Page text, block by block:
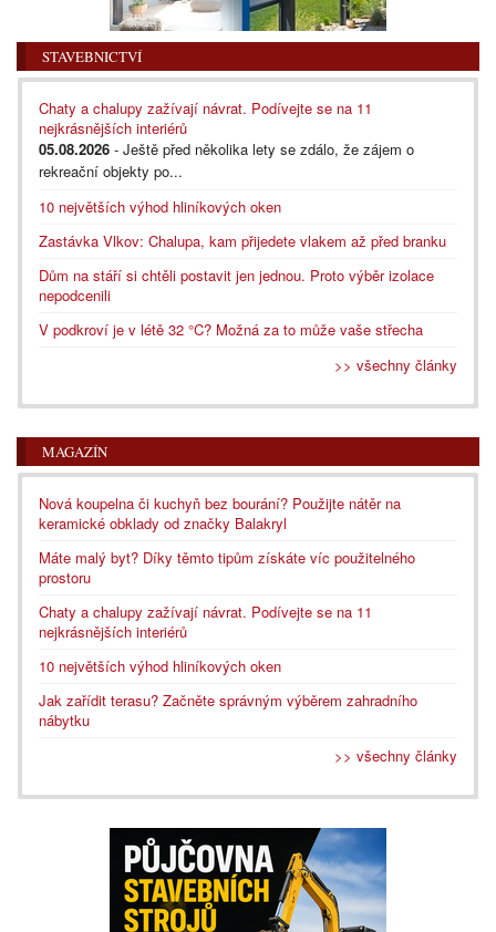
STAVEBNICTVÍ
Chaty a chalupy zažívají návrat. Podívejte se na 11
nejkrásnějších interiérů
05.08.2026 - Ještě před několika lety se zdálo, že zájem o
rekreační objekty po...
10 největších výhod hliníkových oken
Zastávka Vlkov: Chalupa, kam přijedete vlakem až před branku
Dům na stáří si chtěli postavit jen jednou. Proto výběr izolace
nepodcenili
V podkroví je v létě 32 °C? Možná za to může vaše střecha
>> všechny články
MAGAZÍN
Nová koupelna či kuchyň bez bourání? Použijte nátěr na
keramické obklady od značky Balakryl
Máte malý byt? Díky těmto tipům získáte víc použitelného
prostoru
Chaty a chalupy zažívají návrat. Podívejte se na 11
nejkrásnějších interiérů
10 největších výhod hliníkových oken
Jak zařídit terasu? Začněte správným výběrem zahradního
nábytku
>> všechny články